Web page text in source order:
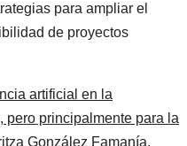
para ampliar el
de proyectos
artificial en la
pero principalmente para la
González Famanía,